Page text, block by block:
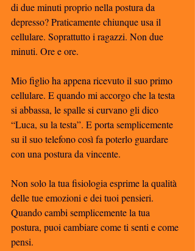
di due minuti proprio nella postura da
depresso? Praticamente chiunque usa il
cellulare. Soprattutto i ragazzi. Non due
minuti. Ore e ore.
Mio figlio ha appena ricevuto il suo primo
cellulare. E quando mi accorgo che la testa
si abbassa, le spalle si curvano gli dico
“Luca, su la testa”. E porta semplicemente
su il suo telefono così fa poterlo guardare
con una postura da vincente.
Non solo la tua fisiologia esprime la qualità
delle tue emozioni e dei tuoi pensieri.
Quando cambi semplicemente la tua
postura, puoi cambiare come ti senti e come
pensi.